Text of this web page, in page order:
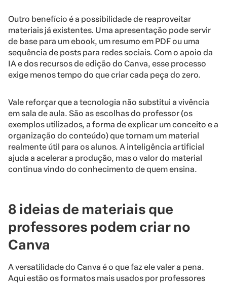
Outro benefício é a possibilidade de reaproveitar
materiais já existentes. Uma apresentação pode servir
de base para um ebook, um resumo em PDF ou uma
sequência de posts para redes sociais. Com o apoio da
IA e dos recursos de edição do Canva, esse processo
exige menos tempo do que criar cada peça do zero.
Vale reforçar que a tecnologia não substitui a vivência
em sala de aula. São as escolhas do professor (os
exemplos utilizados, a forma de explicar um conceito e a
organização do conteúdo) que tornam um material
realmente útil para os alunos. A inteligência artificial
ajuda a acelerar a produção, mas o valor do material
continua vindo do conhecimento de quem ensina.
8 ideias de materiais que
professores podem criar no
Canva
A versatilidade do Canva é o que faz ele valer a pena.
Aqui estão os formatos mais usados por professores